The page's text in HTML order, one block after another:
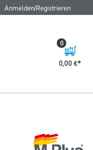
Anmelden/Registrieren
0,00 €
0